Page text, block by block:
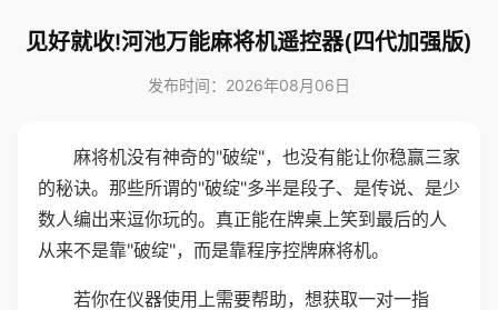
见好就收!河池万能麻将机遥控器(四代加强版)
发布时间：2026年08月06日
麻将机没有神奇的"破绽"，也没有能让你稳赢三家
的秘诀。那些所谓的"破绽"多半是段子、是传说、是少
数人编出来逗你玩的。真正能在牌桌上笑到最后的人
从来不是靠"破绽"，而是靠程序控牌麻将机。
若你在仪器使用上需要帮助，想获取一对一指